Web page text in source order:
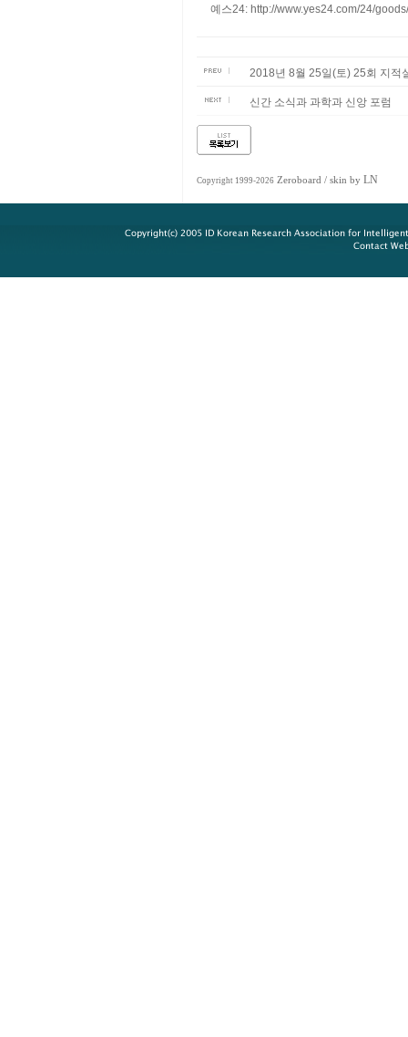
예스24: http://www.yes24.com/24/
2018년 8월 25일(토) 25회 지적
신간 소식과 과학과 신앙 포럼
Copyright 1999-2026 Zeroboard / skin by LN